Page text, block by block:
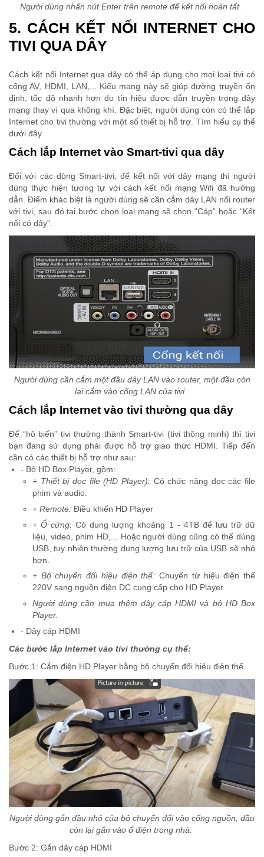
Người dùng nhấn nút Enter trên remote để kết nối hoàn tất.
5. CÁCH KẾT NỐI INTERNET CHO
TIVI QUA DÂY
Cách kết nối Internet qua dây có thể áp dụng cho mọi loại tivi có
cổng AV, HDMI, LAN,... Kiểu mạng này sẽ giúp đường truyền ổn
định, tốc độ nhanh hơn do tín hiệu được dẫn truyền trong dây
mạng thay vì qua không khí. Đặc biệt, người dùng còn có thể lắp
Internet cho tivi thường với một số thiết bị hỗ trợ. Tìm hiểu cụ thể
dưới đây.
Cách lắp Internet vào Smart-tivi qua dây
Đối với các dòng Smart-tivi, để kết nối với dây mạng thì người
dùng thực hiện tương tự với cách kết nối mạng Wifi đã hướng
dẫn. Điểm khác biệt là người dùng sẽ cần cắm dây LAN nối router
với tivi, sau đó tại bước chọn loại mạng sẽ chọn “Cáp” hoặc “Kết
nối có dây”.
Người dùng cần cắm một đầu dây LAN vào router, một đầu còn
lại cắm vào cổng LAN của tivi.
Cách lắp Internet vào tivi thường qua dây
Để “hô biến” tivi thường thành Smart-tivi (tivi thông minh) thì tivi
bạn đang sử dụng phải được hỗ trợ giao thức HDMI. Tiếp đến
cần có các thiết bị hỗ trợ như sau:
- Bộ HD Box Player, gồm:
+ Thiết bị đọc file (HD Player): Có chức năng đọc các file
phim và audio.
+ Remote: Điều khiển HD Player
+ Ổ cứng: Có dung lượng khoảng 1 - 4TB để lưu trữ dữ
liệu, video, phim HD,... Hoặc người dùng cũng có thể dùng
USB, tuy nhiên thường dung lượng lưu trữ của USB sẽ nhỏ
hơn.
+ Bộ chuyển đổi hiệu điện thế:Chuyển từ hiệu điện thế
220V sang nguồn điện DC cung cấp cho HD Player.
Người dùng cần mua thêm dây cáp HDMI và bộ HD Box
Player.
- Dây cáp HDMI
Các bước lắp Internet vào tivi thường cụ thể:
Bước 1: Cắm điện HD Player bằng bộ chuyển đổi hiệu điện thế
Người dùng gắn đầu nhỏ của bộ chuyển đổi vào cổng nguồn, đầu
còn lại gắn vào ổ điện trong nhà.
Bước 2: Gắn dây cáp HDMI